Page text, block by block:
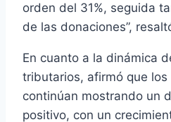
orden del 31%, seguida
de las donaciones”,
En cuanto a la dinámica
tributarios, afirmó que
continúan mostrando un
positivo, con un